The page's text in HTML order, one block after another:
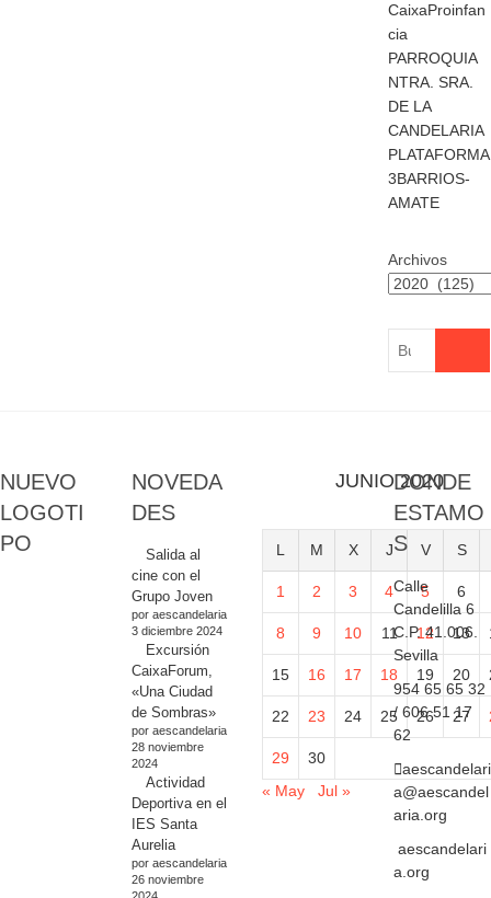
CaixaProinfan
cia
PARROQUIA
NTRA. SRA.
DE LA
CANDELARIA
PLATAFORMA
3BARRIOS-
AMATE
Archivos
NUEVO
LOGOTI
PO
NOVEDA
DES
Salida al
cine con el
Grupo Joven
por aescandelaria
3 diciembre 2024
Excursión
CaixaForum,
«Una Ciudad
de Sombras»
por aescandelaria
28 noviembre
2024
Actividad
Deportiva en el
IES Santa
Aurelia
por aescandelaria
26 noviembre
JUNIO 2020
L M X J V S
1 2 3 4 5 6
8 9 10 11 12 13
15 16 17 18 19 20
22 23 24 25 26 27
29
30
« May
Jul »
DONDE
ESTAMO
S
Calle
Candelilla 6
C.P. 41.006.
Sevilla
954 65 65 32
/ 606 51 17
62
aescandelari
a@aescandel
aria.org
aescandelari
a.org